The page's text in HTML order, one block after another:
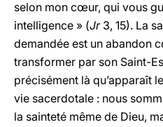
selon mon cœur, qui vous
intelligence » (Jr3, 15). La
demandée est un abandon
transformer par son Saint-
précisément là qu’apparaît
vie sacerdotale : nous
la sainteté même de Dieu,